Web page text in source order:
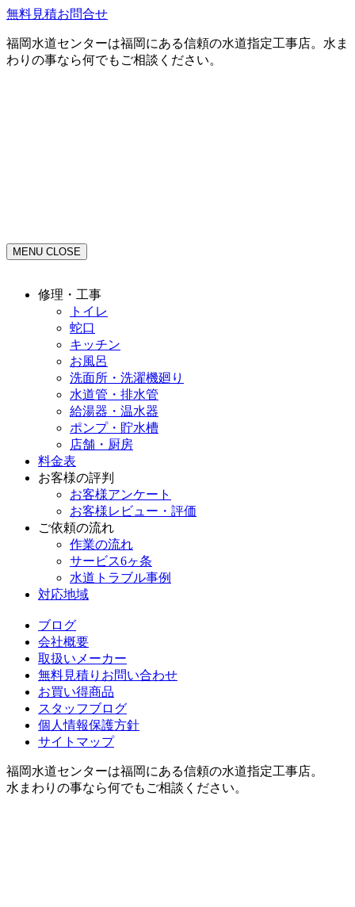
無料見積お問合せ
福岡水道センターは福岡にある信頼の水道指定工事店。水ま
わりの事なら何でもご相談ください。
MENU CLOSE
修理・工事
トイレ
蛇口
キッチン
お風呂
洗面所・洗濯機廻り
水道管・排水管
給湯器・温水器
ポンプ・貯水槽
店舗・厨房
料金表
お客様の評判
お客様アンケート
お客様レビュー・評価
ご依頼の流れ
作業の流れ
サービス6ヶ条
水道トラブル事例
対応地域
ブログ
会社概要
取扱いメーカー
無料見積りお問い合わせ
お買い得商品
スタッフブログ
個人情報保護方針
サイトマップ
福岡水道センターは福岡にある信頼の水道指定工事店。
水まわりの事なら何でもご相談ください。